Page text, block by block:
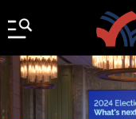
Video
Player